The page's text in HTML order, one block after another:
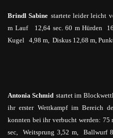
Brindl Sabine startete leider leicht
m Lauf 12,64 sec. 60 m Hürden
Kugel 4,98 m, Diskus 12,68 m,
Antonia Schmid startet im
ihr erster Wettkampf im Bereich
konnten bei ihr verbucht werden: 75
sec, Weitsprung 3,52 m, Ballwurf